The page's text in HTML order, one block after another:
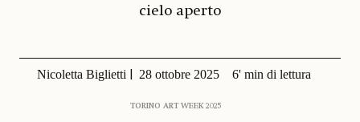
cielo aperto
Nicoletta Biglietti 28 ottobre 2025 6' min di lettura
TORINO ART WEEK 2025